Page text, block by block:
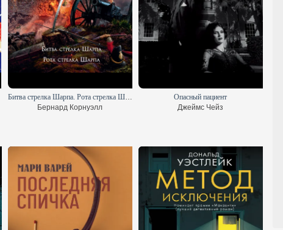
Битва стрелка Шарпа. Рота стрелка Шарпа
Бернард Корнуэлл
Опасный пациент
Джеймс Чейз